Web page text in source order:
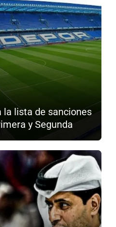
la lista de sanciones
y Segunda